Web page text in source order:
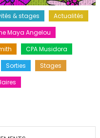
& stages
Actualités
Maya Angelou
CPA Musidora
Sorties
Stages